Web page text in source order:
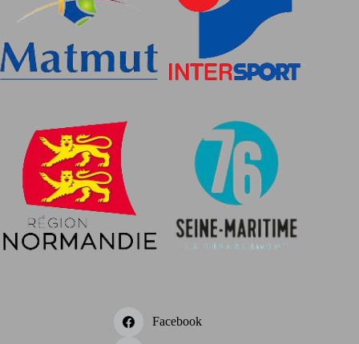
Facebook